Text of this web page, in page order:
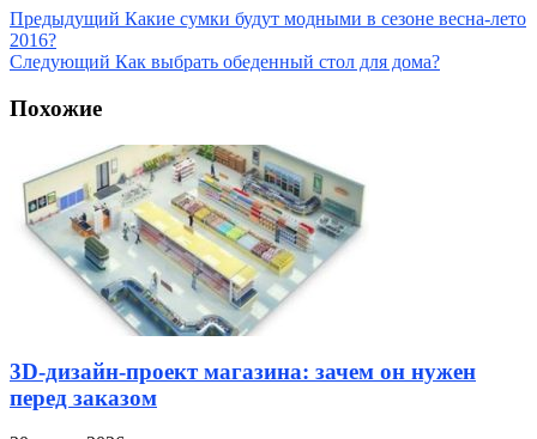
Предыдущий Какие сумки будут модными в сезоне весна-лето
2016?
Следующий Как выбрать обеденный стол для дома?
Похожие
3D-дизайн-проект магазина: зачем он нужен
перед заказом